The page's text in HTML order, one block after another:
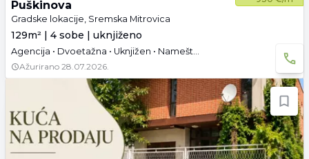
Puškinova
Gradske lokacije, Sremska Mitrovica
129m² | 4 sobe | uknjiženo
Agencija • Dvoetažna • Uknjižen • Namešteno
Ažurirano 28.07.2026.